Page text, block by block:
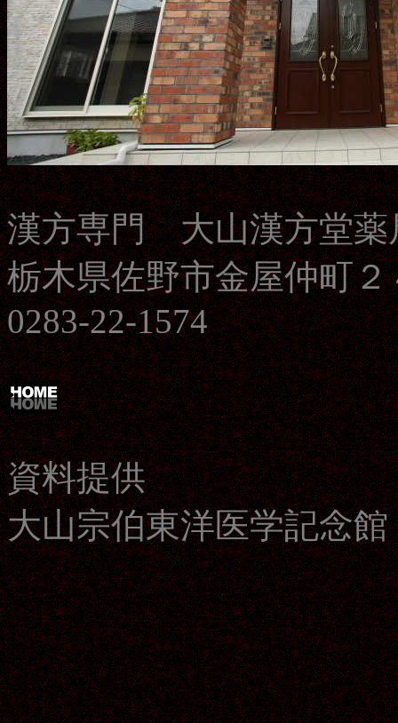
漢方専門 大山漢方堂薬
栃木県佐野市金屋仲町２
0283-22-1574
資料提供
大山宗伯東洋医学記念館